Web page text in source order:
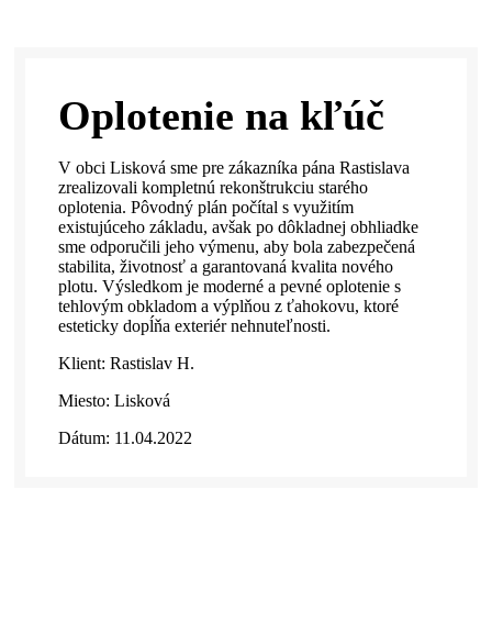
Oplotenie na kľúč
V obci Lisková sme pre zákazníka pána Rastislava
zrealizovali kompletnú rekonštrukciu starého
oplotenia. Pôvodný plán počítal s využitím
existujúceho základu, avšak po dôkladnej obhliadke
sme odporučili jeho výmenu, aby bola zabezpečená
stabilita, životnosť a garantovaná kvalita nového
plotu. Výsledkom je moderné a pevné oplotenie s
tehlovým obkladom a výplňou z ťahokovu, ktoré
esteticky dopĺňa exteriér nehnuteľnosti.
Klient: Rastislav H.
Miesto: Lisková
Dátum: 11.04.2022